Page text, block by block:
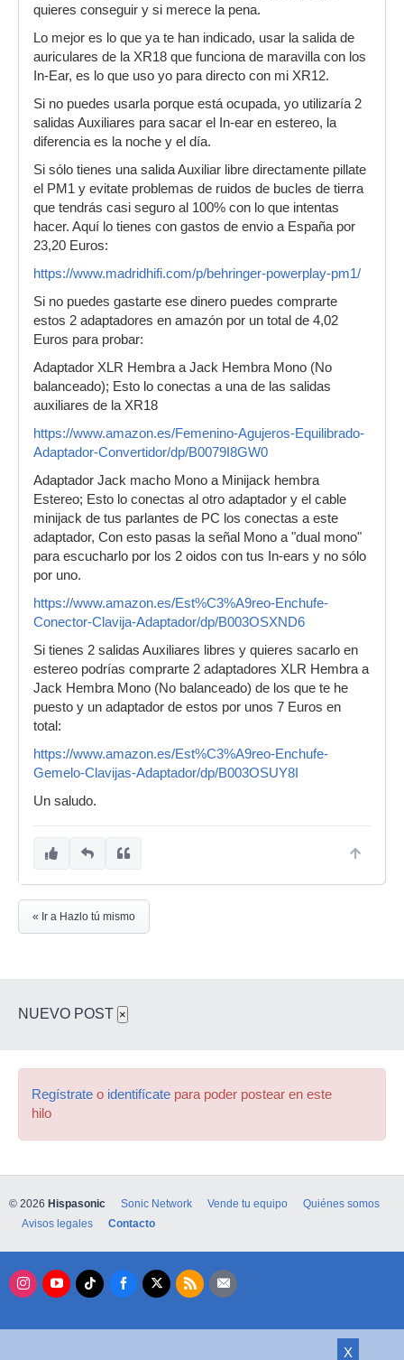
quieres conseguir y si merece la pena.
Lo mejor es lo que ya te han indicado, usar la salida de
auriculares de la XR18 que funciona de maravilla con los
In-Ear, es lo que uso yo para directo con mi XR12.
Si no puedes usarla porque está ocupada, yo utilizaría 2
salidas Auxiliares para sacar el In-ear en estereo, la
diferencia es la noche y el día.
Si sólo tienes una salida Auxiliar libre directamente pillate
el PM1 y evitate problemas de ruidos de bucles de tierra
que tendrás casi seguro al 100% con lo que intentas
hacer. Aquí lo tienes con gastos de envio a España por
23,20 Euros:
https://www.madridhifi.com/p/behringer-powerplay-pm1/
Si no puedes gastarte ese dinero puedes comprarte
estos 2 adaptadores en amazón por un total de 4,02
Euros para probar:
Adaptador XLR Hembra a Jack Hembra Mono (No
balanceado); Esto lo conectas a una de las salidas
auxiliares de la XR18
https://www.amazon.es/Femenino-Agujeros-Equilibrado-
Adaptador-Convertidor/dp/B0079I8GW0
Adaptador Jack macho Mono a Minijack hembra
Estereo; Esto lo conectas al otro adaptador y el cable
minijack de tus parlantes de PC los conectas a este
adaptador, Con esto pasas la señal Mono a "dual mono"
para escucharlo por los 2 oidos con tus In-ears y no sólo
por uno.
https://www.amazon.es/Est%C3%A9reo-Enchufe-
Conector-Clavija-Adaptador/dp/B003OSXND6
Si tienes 2 salidas Auxiliares libres y quieres sacarlo en
estereo podrías comprarte 2 adaptadores XLR Hembra a
Jack Hembra Mono (No balanceado) de los que te he
puesto y un adaptador de estos por unos 7 Euros en
total:
https://www.amazon.es/Est%C3%A9reo-Enchufe-
Gemelo-Clavijas-Adaptador/dp/B003OSUY8I
Un saludo.
« Ir a Hazlo tú mismo
NUEVO POST ×
Regístrate o identifícate para poder postear en este
hilo
X
© 2026 Hispasonic Sonic Network Vende tu equipo
Quiénes somos
Avisos legales
Contacto